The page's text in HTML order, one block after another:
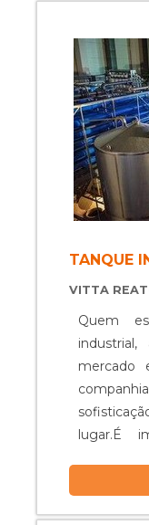
benefício
mais
TANQUE
VITTA
Quem
mercado
lugar.É